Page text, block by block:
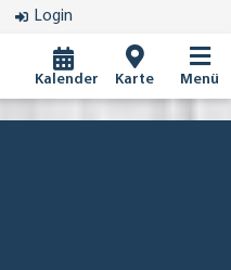
Login
Kalender Karte Menü